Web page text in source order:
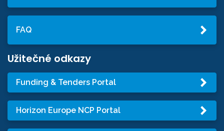
FAQ
Užitečné odkazy
Funding & Tenders Portal
Horizon Europe NCP Portal